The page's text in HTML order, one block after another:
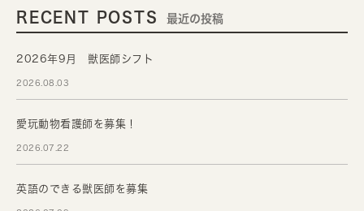
RECENT POSTS 最近の投稿
2026年9月 獣医師シフト
2026.08.03
愛玩動物看護師を募集！
2026.07.22
英語のできる獣医師を募集